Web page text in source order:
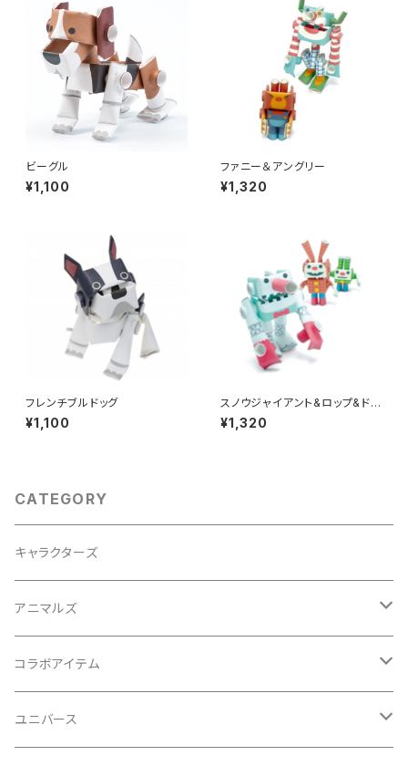
ビーグル
¥1,100
ファニー＆アングリー
¥1,320
フレンチブルドッグ
¥1,100
スノウジャイアント&ロップ&ドワ
ーフ
¥1,320
CATEGORY
キャラクターズ
アニマルズ
イヌシリーズ
ネコシリーズ
コラボアイテム
初音ミクシリーズ
ユニバース